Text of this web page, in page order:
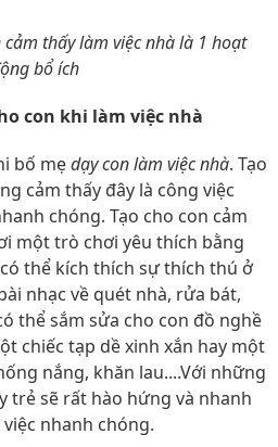
thấy làm việc nhà là 1 hoạt
bổ ích
con khi làm việc nhà
bố mẹdạy con làm việc nhà. Tạo
cảm thấy đây là công việc
chóng. Tạo cho con cảm
một trò chơi yêu thích bằng
thể kích thích sự thích thú ở
nhạc về quét nhà, rửa bát,
thể sắm sửa cho con đồ nghề
chiếc tạp dề xinh xắn hay một
nắng, khăn lau....Với những
trẻ sẽ rất hào hứng và nhanh
nhanh chóng.